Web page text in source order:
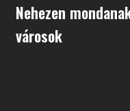
Nehezen
városok